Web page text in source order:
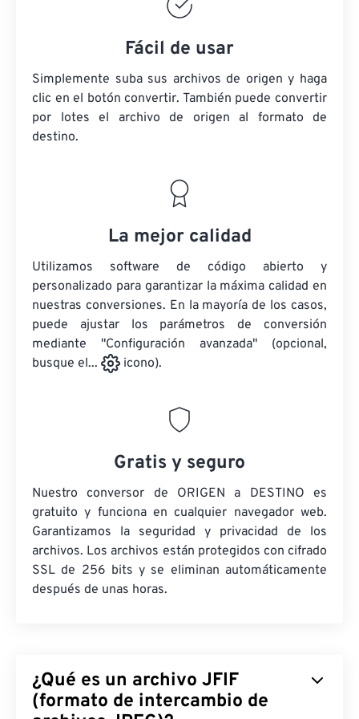
Fácil de usar
Simplemente suba sus archivos de origen y haga
clic en el botón convertir. También puede convertir
por lotes el archivo de origen al formato de
destino.
La mejor calidad
Utilizamos software de código abierto y
personalizado para garantizar la máxima calidad en
nuestras conversiones. En la mayoría de los casos,
puede ajustar los parámetros de conversión
mediante "Configuración avanzada" (opcional,
busque el...
icono).
Gratis y seguro
Nuestro conversor de ORIGEN a DESTINO es
gratuito y funciona en cualquier navegador web.
Garantizamos la seguridad y privacidad de los
archivos. Los archivos están protegidos con cifrado
SSL de 256 bits y se eliminan automáticamente
después de unas horas.
¿Qué es un archivo JFIF
(formato de intercambio de